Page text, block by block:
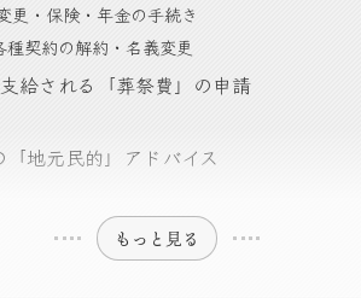
・保険・年金の手続き
契約の解約・名義変更
給される「葬祭費」の申請
地元民的」アドバイス
もっと見る